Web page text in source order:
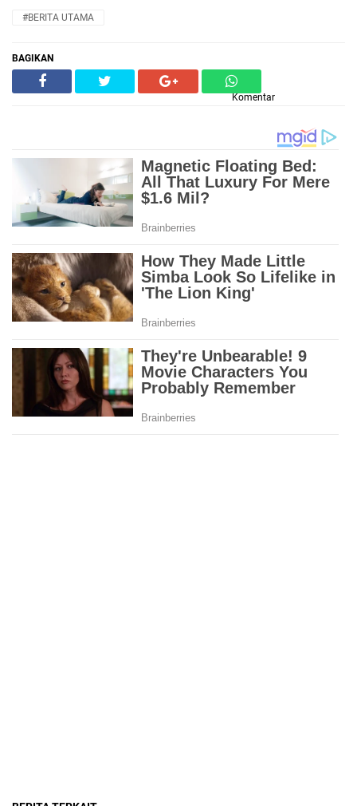
#BERITA UTAMA
BAGIKAN
Komentar